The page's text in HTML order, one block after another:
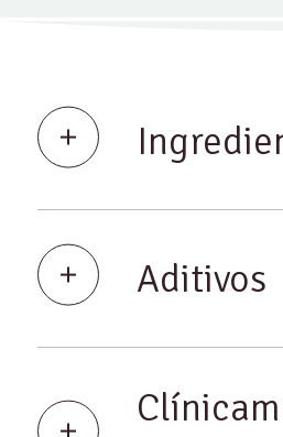
Aditivos